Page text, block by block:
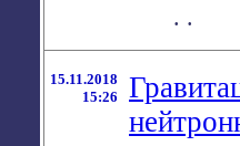
. .
15.11.2018
15:26